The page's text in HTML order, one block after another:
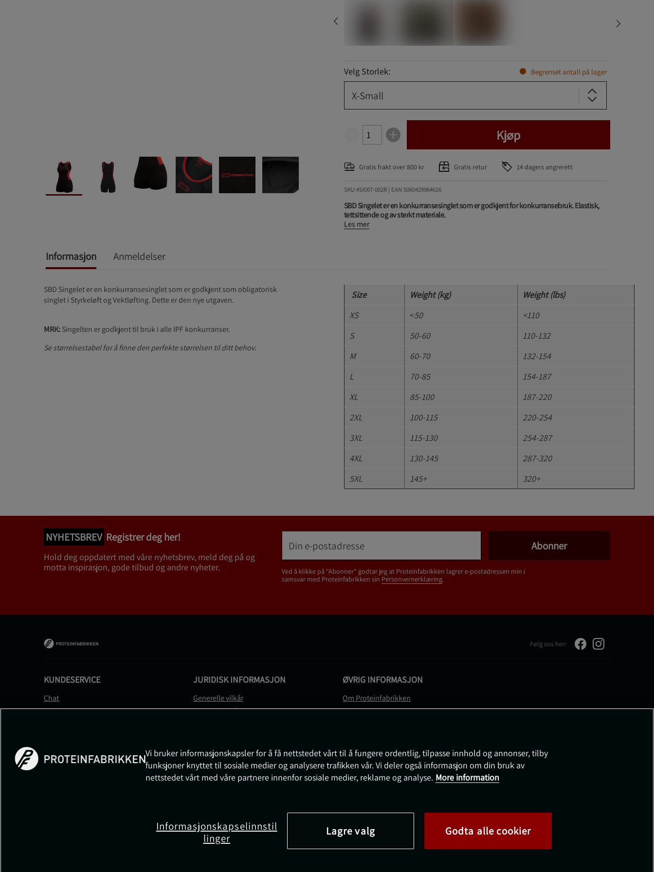
Velg Storlek: Begrenset antall på lager
X-Small
Kjøp
Gratis frakt over 800 kr Gratis retur 14 dagers angrerett
SKU #SI007-002R | EAN 5060429964616
SBD Singelet er en konkurransesinglet som er godkjent for konkurransebruk. Elastisk,
tettsittende og av sterkt materiale.
Les mer
Informasjon Anmeldelser
SBD Singelet er en konkurransesinglet som er godkjent som obligatorisk
singlet i Styrkeløft og Vektløfting. Dette er den nye utgaven.
MRK:Singelten er godkjent til bruk i alle IPF konkurranser.
Se størrelsestabel for å finne den perfekte størrelsen til ditt behov.
Size Weight (kg)
Weight (lbs)
XS
<50
<110
S
50-60
110-132
M
60-70
132-154
L
70-85
154-187
XL
85-100
187-220
2XL
100-115
220-254
3XL
115-130
254-287
4XL
130-145
287-320
5XL
145+ 320+
NYHETSBREV Registrer deg her!
Hold deg oppdatert med våre nyhetsbrev, meld deg på og
motta inspirasjon, gode tilbud og andre nyheter.
Ved å klikke på "Abonner" godtar jeg at Proteinfabrikken lagrer e-postadressen min i
samsvar med Proteinfabrikken sin Personvernerklæring.
Abonner
Følg oss her:
KUNDESERVICE
Chat
Kontakt
FAQ
JURIDISK INFORMASJON
Generelle vilkår
Betalingsvilkår
Medlemsvilkår
Prisløfte
Informasjon om angrerett og reklamasjon
ØVRIG INFORMASJON
Om Proteinfabrikken
Gavekort
Vi bruker informasjonskapsler for å få nettstedet vårt til å fungere ordentlig, tilpasse innhold og annonser, tilby
funksjoner knyttet til sosiale medier og analysere trafikken vår. Vi deler også informasjon om din bruk av
nettstedet vårt med våre partnere innenfor sosiale medier, reklame og analyse. More information
Informasjonskapselinnstil
linger
Lagre valg Godta alle cookier